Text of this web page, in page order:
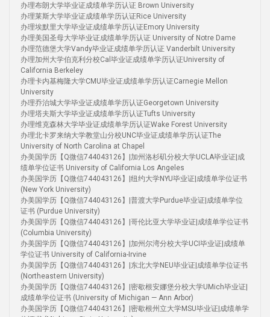
办理布朗大学毕业证成绩单学历认证 Brown University
办理莱斯大学毕业证成绩单学历认证Rice University
办理埃默里大学毕业证成绩单学历认证Emory University
办理美国圣母大学毕业证成绩单学历认证 University of Notre Dame
办理范德堡大学Vandy毕业证成绩单学历认证 Vanderbilt University
办理加州大学伯克利分校Cal毕业证成绩单学历认证University of
California Berkeley
办理卡内基梅隆大学CMU毕业证成绩单学历认证Carnegie Mellon
University
办理乔治城大学毕业证成绩单学历认证Georgetown University
办理塔夫斯大学毕业证成绩单学历认证Tufts University
办理维克森林大学毕业证成绩单学历认证Wake Forest University
办理北卡罗来纳大学教堂山分校UNC毕业证成绩单学历认证The
University of North Carolina at Chapel
办美国学历【Q微信744043126】|加州洛杉矶分校大学UCLA毕业证|成
绩单学位证书 University of California Los Angeles
办美国学历【Q微信744043126】|纽约大学NYU毕业证|成绩单学位证书
(New York University)
办美国学历【Q微信744043126】|普渡大学Purdue毕业证|成绩单学位
证书 (Purdue University)
办美国学历【Q微信744043126】|哥伦比亚大学毕业证|成绩单学位证书
(Columbia University)
办美国学历【Q微信744043126】|加州尔湾分校大学UCI毕业证|成绩单
学位证书 University of California-Irvine
办美国学历【Q微信744043126】|东北大学NEU毕业证|成绩单学位证书
(Northeastern University)
办美国学历【Q微信744043126】|密歇根安娜堡分校大学UMich毕业证|
成绩单学位证书 (University of Michigan — Ann Arbor)
办美国学历【Q微信744043126】|密歇根州立大学MSU毕业证|成绩单学